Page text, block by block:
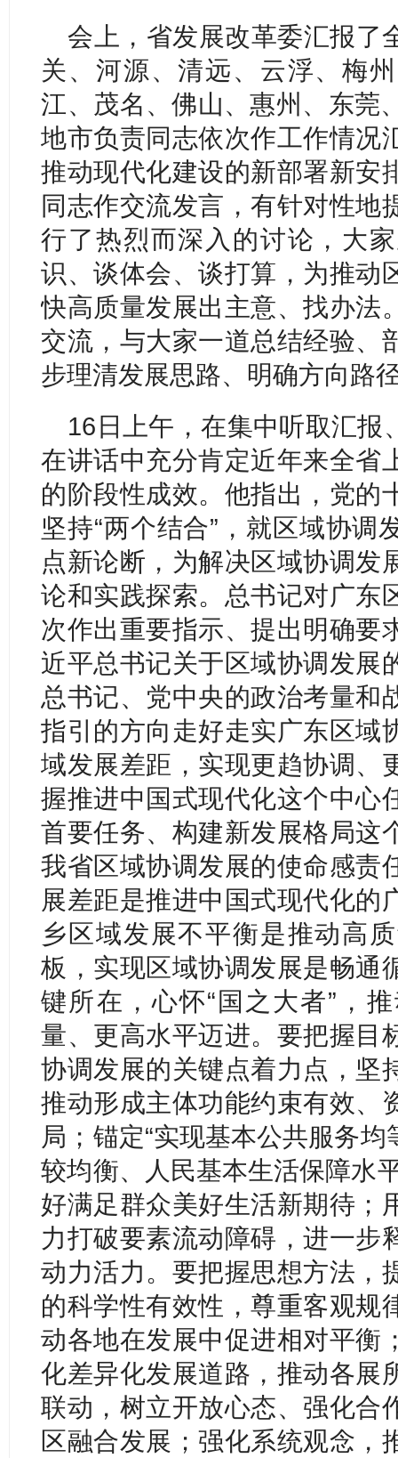
会上，省发展改革委汇报了
关、河源、清远、云浮、梅
江、茂名、佛山、惠州、东莞
地市负责同志依次作工作情况
推动现代化建设的新部署新安
同志作交流发言，有针对性地
行了热烈而深入的讨论，大
识、谈体会、谈打算，为推动
快高质量发展出主意、找办法
交流，与大家一道总结经验、
步理清发展思路、明确方向路
16日上午，在集中听取汇报
在讲话中充分肯定近年来全省
的阶段性成效。他指出，党的
坚持“两个结合”，就区域协调
点新论断，为解决区域协调发
论和实践探索。总书记对广东
次作出重要指示、提出明确要
近平总书记关于区域协调发展
总书记、党中央的政治考量和
指引的方向走好走实广东区域
域发展差距，实现更趋协调、
握推进中国式现代化这个中心
首要任务、构建新发展格局这
我省区域协调发展的使命感责
展差距是推进中国式现代化的
乡区域发展不平衡是推动高
板，实现区域协调发展是畅通
键所在，心怀“国之大者”，
量、更高水平迈进。要把握目
协调发展的关键点着力点，坚
推动形成主体功能约束有效、
局；锚定“实现基本公共服务
较均衡、人民基本生活保障水
好满足群众美好生活新期待；
力打破要素流动障碍，进一步
动力活力。要把握思想方法，
的科学性有效性，尊重客观规
动各地在发展中促进相对平衡
化差异化发展道路，推动各展
联动，树立开放心态、强化合
区融合发展；强化系统观念，